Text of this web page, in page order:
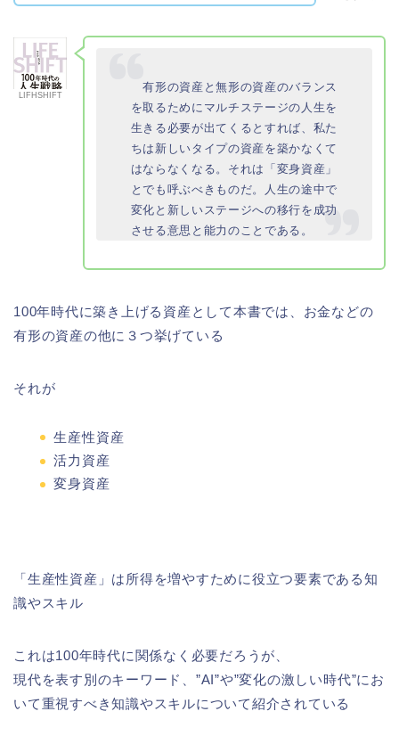
LIFHSHIFT
有形の資産と無形の資産のバランス
を取るためにマルチステージの人生を
生きる必要が出てくるとすれば、私た
ちは新しいタイプの資産を築かなくて
はならなくなる。それは「変身資産」
とでも呼ぶべきものだ。人生の途中で
変化と新しいステージへの移行を成功
させる意思と能力のことである。
100年時代に築き上げる資産として本書では、お金などの
有形の資産の他に３つ挙げている
それが
生産性資産
活力資産
変身資産
「生産性資産」は所得を増やすために役立つ要素である知
識やスキル
これは100年時代に関係なく必要だろうが、
現代を表す別のキーワード、”AI”や”変化の激しい時代”にお
いて重視すべき知識やスキルについて紹介されている